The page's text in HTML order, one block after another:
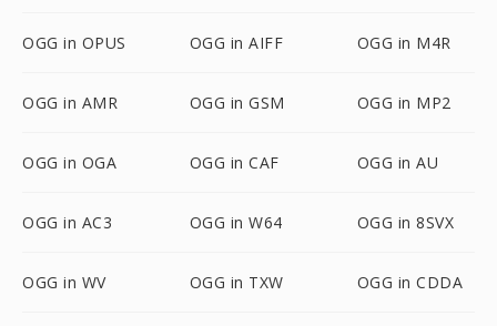
OGG in OPUS OGG in AIFF OGG in M4R
OGG in AMR OGG in GSM OGG in MP2
OGG in OGA OGG in CAF OGG in AU
OGG in AC3 OGG in W64 OGG in 8SVX
OGG in WV OGG in TXW OGG in CDDA